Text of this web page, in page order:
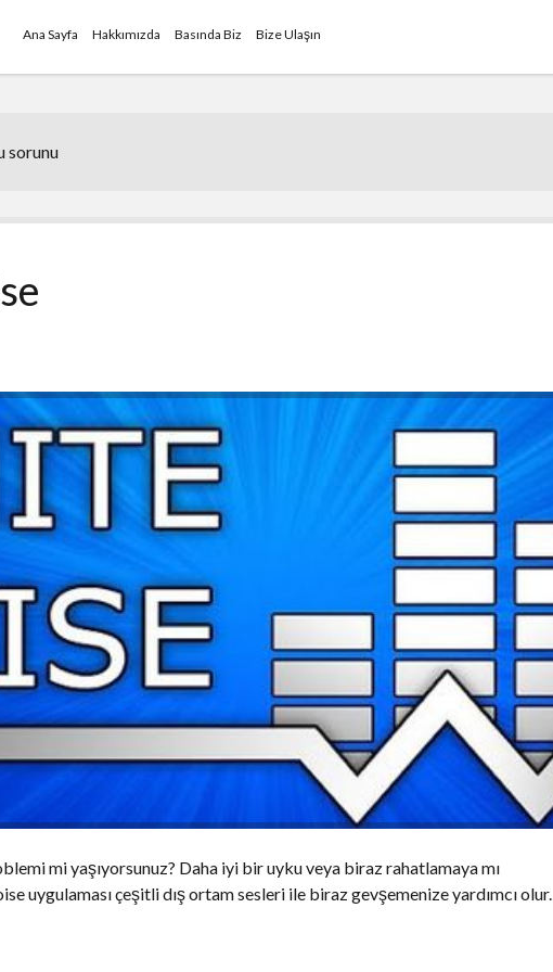
Ana Sayfa Hakkımızda Basında Biz Bize Ulaşın
sorunu
mi yaşıyorsunuz? Daha iyi bir uyku veya biraz rahatlamaya mı
uygulaması çeşitli dış ortam sesleri ile biraz gevşemenize yardımcı olur.